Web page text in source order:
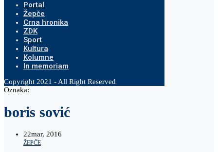
Portal
Žepče
Crna hronika
ZDK
Sport
Kultura
Kolumne
In memoriam
Copyright 2021 - All Right Reserved
Oznaka:
boris sović
22mar, 2016
ŽEPČE